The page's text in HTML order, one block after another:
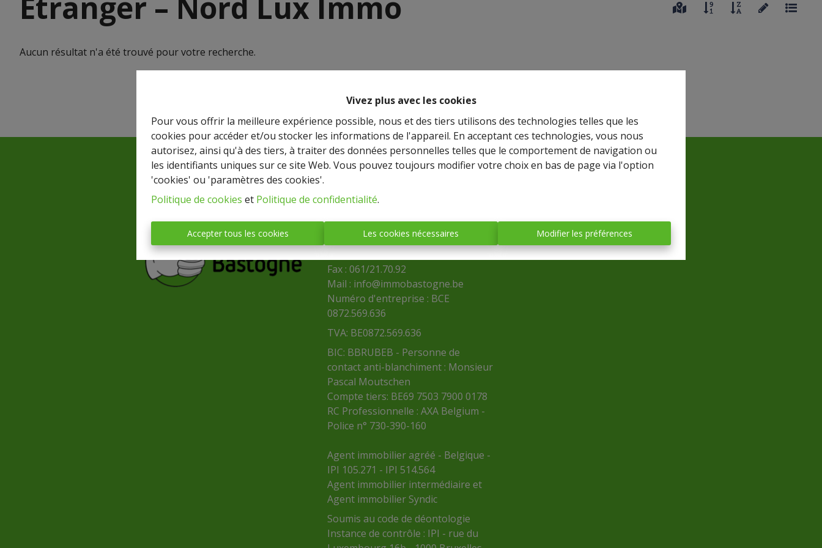
Vivez plus avec les cookies
Pour vous offrir la meilleure expérience possible, nous et des tiers utilisons des technologies telles que les
cookies pour accéder et/ou stocker les informations de l'appareil. En acceptant ces technologies, vous nous
autorisez, ainsi qu'à des tiers, à traiter des données personnelles telles que le comportement de navigation ou
les identifiants uniques sur ce site Web. Vous pouvez toujours modifier votre choix en bas de page via l'option
'cookies' ou 'paramètres des cookies'.
Politique de cookies et Politique de confidentialité.
Accepter tous les cookies Les cookies nécessaires Modifier les préférences
Aucun résultat n'a été trouvé pour votre recherche.
Place Mc Auliffe, 43 - 6600
BASTOGNE
Tél. : 061/21.70.91
Fax : 061/21.70.92
Mail : info@immobastogne.be
Numéro d'entreprise : BCE
0872.569.636
TVA: BE0872.569.636
BIC: BBRUBEB - Personne de
contact anti-blanchiment : Monsieur
Pascal Moutschen
Compte tiers: BE69 7503 7900 0178
RC Professionnelle : AXA Belgium -
Police n° 730-390-160
Agent immobilier agréé - Belgique -
IPI 105.271 - IPI 514.564
Agent immobilier intermédiaire et
Agent immobilier Syndic
Soumis aucode de déontologie
Instance de contrôle : IPI - rue du